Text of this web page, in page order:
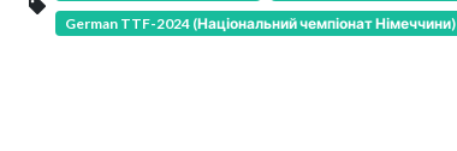
German TTF-2024 (Національний чемпіонат Німеччини)